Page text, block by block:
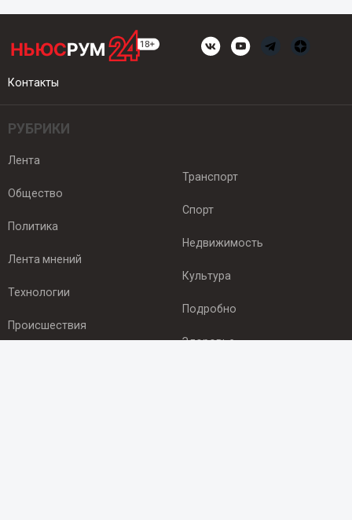
Контакты
РУБРИКИ
Лента
Общество
Политика
Лента мнений
Технологии
Происшествия
Транспорт
Спорт
Недвижимость
Культура
Подробно
Здоровье